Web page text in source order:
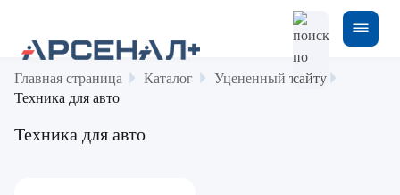
Главная страница Каталог
Уцененный товар
Техника для авто
Техника для авто